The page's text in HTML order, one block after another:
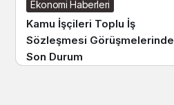
Ekonomi Haberleri
Kamu İşçileri Toplu İş
Sözleşmesi Görüşmelerinde
Son Durum